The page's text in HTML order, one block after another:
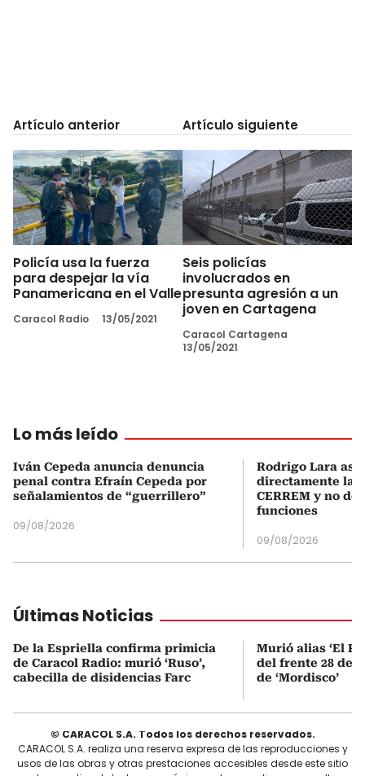
Artículo anterior
Policía usa la fuerza
para despejar la vía
Panamericana en el Valle
Caracol Radio 13/05/2021
Artículo siguiente
Seis policías
involucrados en
presunta agresión a un
joven en Cartagena
Caracol Cartagena
13/05/2021
Lo más leído
Iván Cepeda anuncia denuncia
penal contra Efraín Cepeda por
señalamientos de “guerrillero”
09/08/2026
Rodrigo Lara
directamente la
CERREM y no
funciones
09/08/2026
Últimas Noticias
De la Espriella confirma primicia
de Caracol Radio: murió ‘Ruso’,
cabecilla de disidencias Farc
Murió alias ‘El
del frente 28 de
de ‘Mordisco’
© CARACOL S.A. Todos los derechos reservados.
CARACOL S.A. realiza una reserva expresa de las reproducciones y
usos de las obras y otras prestaciones accesibles desde este sitio